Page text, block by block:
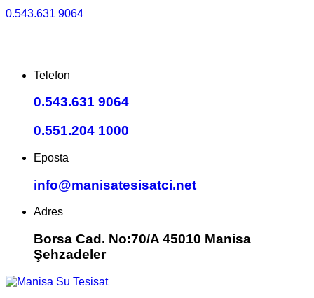
0.543.631 9064
Telefon
0.543.631 9064
0.551.204 1000
Eposta
info@manisatesisatci.net
Adres
Borsa Cad. No:70/A 45010 Manisa
Şehzadeler